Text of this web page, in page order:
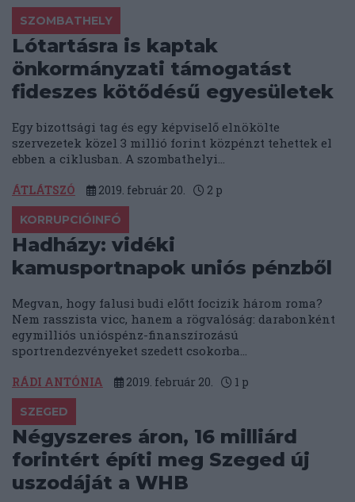
SZOMBATHELY
Lótartásra is kaptak
önkormányzati támogatást
fideszes kötődésű egyesületek
Egy bizottsági tag és egy képviselő elnökölte
szervezetek közel 3 millió forint közpénzt tehettek el
ebben a ciklusban. A szombathelyi...
ÁTLÁTSZÓ 2019. február 20. 2 p
KORRUPCIÓINFÓ
Hadházy: vidéki
kamusportnapok uniós pénzből
Megvan, hogy falusi budi előtt focizik három roma?
Nem rasszista vicc, hanem a rögvalóság: darabonként
egymilliós unióspénz-finanszírozású
sportrendezvényeket szedett csokorba...
RÁDI ANTÓNIA 2019. február 20. 1 p
SZEGED
Négyszeres áron, 16 milliárd
forintért építi meg Szeged új
uszodáját a WHB